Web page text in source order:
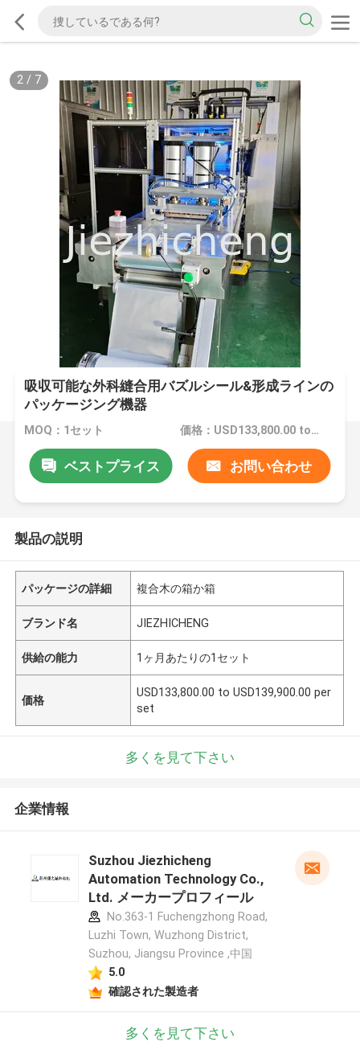
2/ 7
吸収可能な外科縫合用バズルシール&形成ラインの
パッケージング機器
MOQ：1セット 価格：USD133,800.00 to USD139,900.00 per set
ベストプライス お問い合わせ
製品の説明
パッケージの詳細 複合木の箱か箱
ブランド名 JIEZHICHENG
供給の能力 1ヶ月あたりの1セット
価格
USD133,800.00 to USD139,900.00 per
set
多くを見て下さい
企業情報
Suzhou Jiezhicheng
Automation Technology Co.,
Ltd. メーカープロフィール
No.363-1 Fuchengzhong Road,
Luzhi Town, Wuzhong District,
Suzhou, Jiangsu Province ,中国
5.0
確認された製造者
多くを見て下さい